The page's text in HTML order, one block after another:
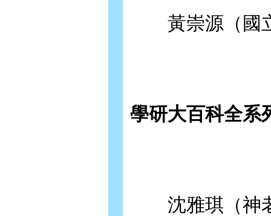
黃崇源（國立
學研大百科全系
沈雅琪（神